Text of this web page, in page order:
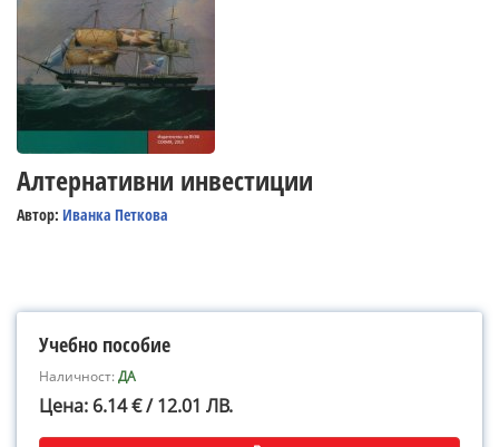
Алтернативни инвестиции
Автор: Иванка Петкова
Учебно пособие
Наличност:ДА
Цена: 6.14 € / 12.01 ЛВ.